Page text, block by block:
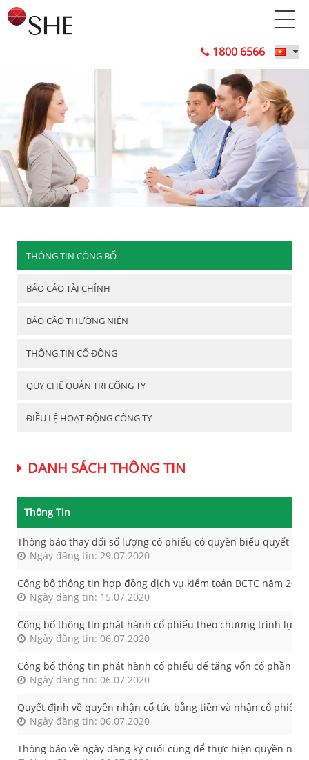
1800 6566
THÔNG TIN CÔNG BỐ
BÁO CÁO TÀI CHÍNH
BÁO CÁO THƯỜNG NIÊN
THÔNG TIN CỔ ĐÔNG
QUY CHẾ QUẢN TRỊ CÔNG TY
ĐIỀU LỆ HOẠT ĐỘNG CÔNG TY
DANH SÁCH THÔNG TIN
Thông Tin
Thông báo thay đổi số lượng cổ phiếu có quyền biểu quyết
Ngày đăng tin: 29.07.2020
Công bố thông tin hợp đồng dịch vụ kiểm toán BCTC năm 2020
Ngày đăng tin: 15.07.2020
Công bố thông tin phát hành cổ phiếu theo chương trình lựa
Ngày đăng tin: 06.07.2020
Công bố thông tin phát hành cổ phiếu để tăng vốn cổ phần từ
Ngày đăng tin: 06.07.2020
Quyết định về quyền nhận cổ tức bằng tiền và nhận cổ phiếu
Ngày đăng tin: 06.07.2020
Thông báo về ngày đăng ký cuối cùng để thực hiện quyền